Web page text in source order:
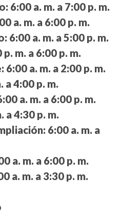
6:00 a. m. a 7:00 p. m.
a. m. a 6:00 p. m.
6:00 a. m. a 5:00 p. m.
p. m. a 6:00 p. m.
6:00 a. m. a 2:00 p. m.
a 4:00 p. m.
a. m. a 6:00 p. m.
a 4:30 p. m.
6:00 a. m. a
a. m. a 6:00 p. m.
a. m. a 3:30 p. m.